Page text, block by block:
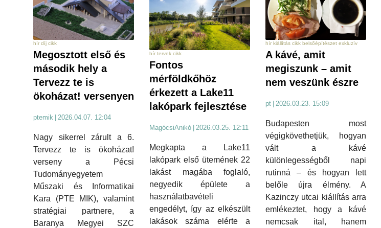
hír díj cikk
Megosztott első és
második hely a
Tervezz te is
ökoházat! versenyen
ptemik | 2026.04.07. 12:04
Nagy sikerrel zárult a 6.
Tervezz te is ökoházat!
verseny a Pécsi
Tudományegyetem
Műszaki és Informatikai
Kara (PTE MIK), valamint
stratégiai partnere, a
Baranya Megyei SZC
hír tervek cikk
Fontos
mérföldkőhöz
érkezett a Lake11
lakópark fejlesztése
MagócsiAnikó 2026.03.25. 12:11
Megkapta a Lake11
lakópark első ütemének 22
lakást magába foglaló,
negyedik épülete a
használatbavételi
engedélyt, így az elkészült
lakások száma elérte a
hír kiállítás cikk belsőépítészet exkluzív
A kávé, amit
megiszunk – amit
nem veszünk észre
pt 2026.03.23. 15:09
Budapesten most
végigkövethetjük, hogyan
vált a kávé
különlegességből napi
rutinná – és hogyan lett
belőle újra élmény. A
Kazinczy utcai kiállítás arra
emlékeztet, hogy a kávé
nemcsak ital, hanem